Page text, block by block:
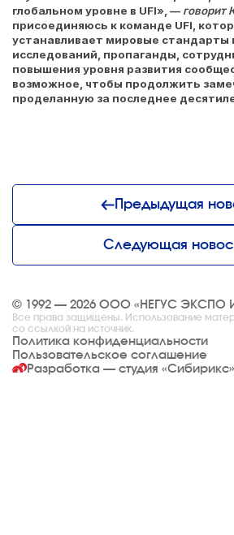
глобальном уровне в UFI», — говорит
присоединяюсь к команде UFI,
устанавливает мировые стандарты
исследований, пропаганды,
повышения уровня развития
возможное, чтобы продолжить
проделанную за последнее
Предыдущая
Следующая
© 1992 — 2026 ООО «НЕГУС ЭКСПО
Все права защищены. Использование
со ссылкой на источник.
Политика конфиденциальности
Пользовательское соглашение
Разработка — студия «Сибирикс»